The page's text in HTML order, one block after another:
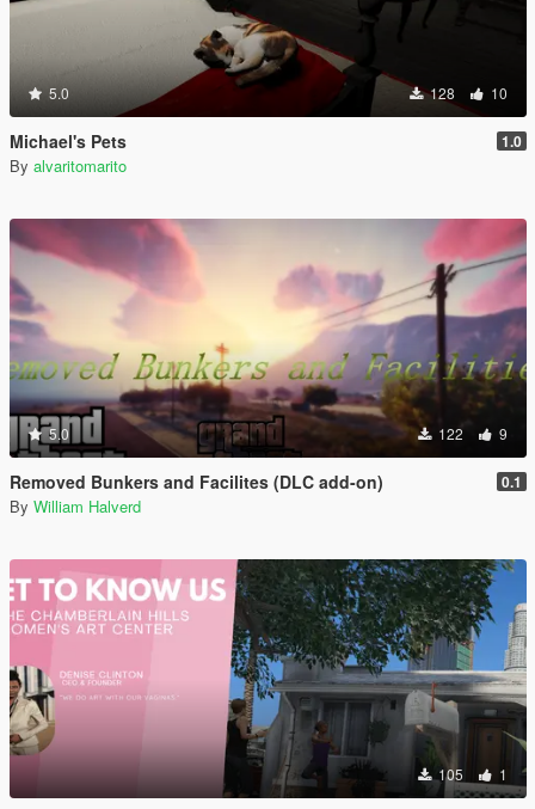
5.0 128 10
Michael's Pets 1.0
By alvaritomarito
5.0 122 9
Removed Bunkers and Facilites (DLC add-on) 0.1
By William Halverd
105 1